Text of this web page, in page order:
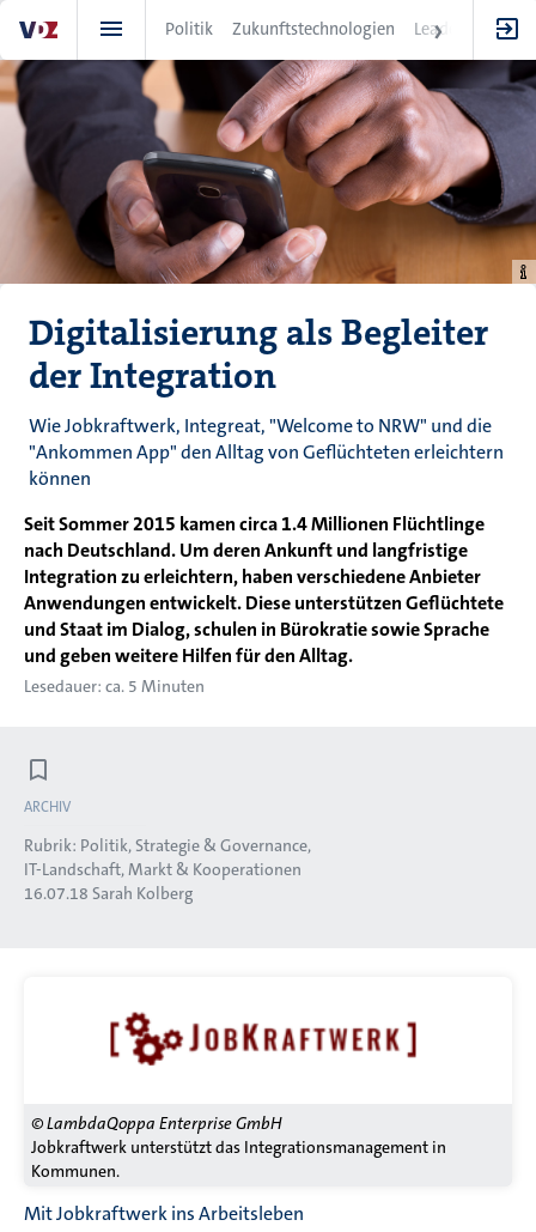
zum
Inhalt
Politik Zukunftstechnologien Leadership
Digitalisierung als Begleiter
der Integration
Wie Jobkraftwerk, Integreat, "Welcome to NRW" und die
"Ankommen App" den Alltag von Geflüchteten erleichtern
können
Seit Sommer 2015 kamen circa 1.4 Millionen Flüchtlinge
nach Deutschland. Um deren Ankunft und langfristige
Integration zu erleichtern, haben verschiedene Anbieter
Anwendungen entwickelt. Diese unterstützen Geflüchtete
und Staat im Dialog, schulen in Bürokratie sowie Sprache
und geben weitere Hilfen für den Alltag.
Lesedauer: ca. 5 Minuten
ARCHIV
Rubrik: Politik, Strategie & Governance
IT-Landschaft, Markt & Kooperationen
16.07.18 Sarah Kolberg
© LambdaQoppa Enterprise GmbH
Jobkraftwerk unterstützt das Integrationsmanagement in
Kommunen.
Mit Jobkraftwerk ins Arbeitsleben